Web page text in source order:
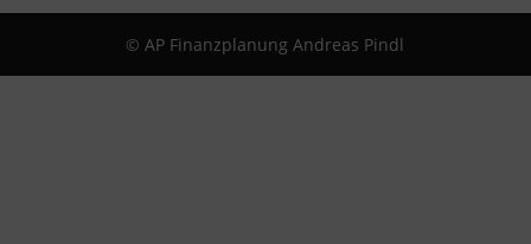
© AP Finanzplanung Andreas Pindl